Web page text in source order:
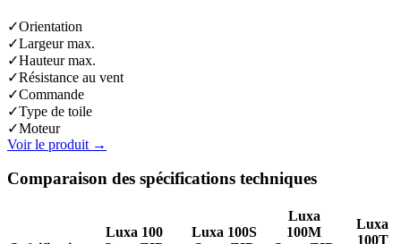
✓Orientation
✓Largeur max.
✓Hauteur max.
✓Résistance au vent
✓Commande
✓Type de toile
✓Moteur
Voir le produit →
Comparaison des spécifications techniques
Luxa 100
Luxa 100S
Luxa
100M
Luxa
100T